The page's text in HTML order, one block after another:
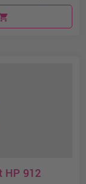
HP 912